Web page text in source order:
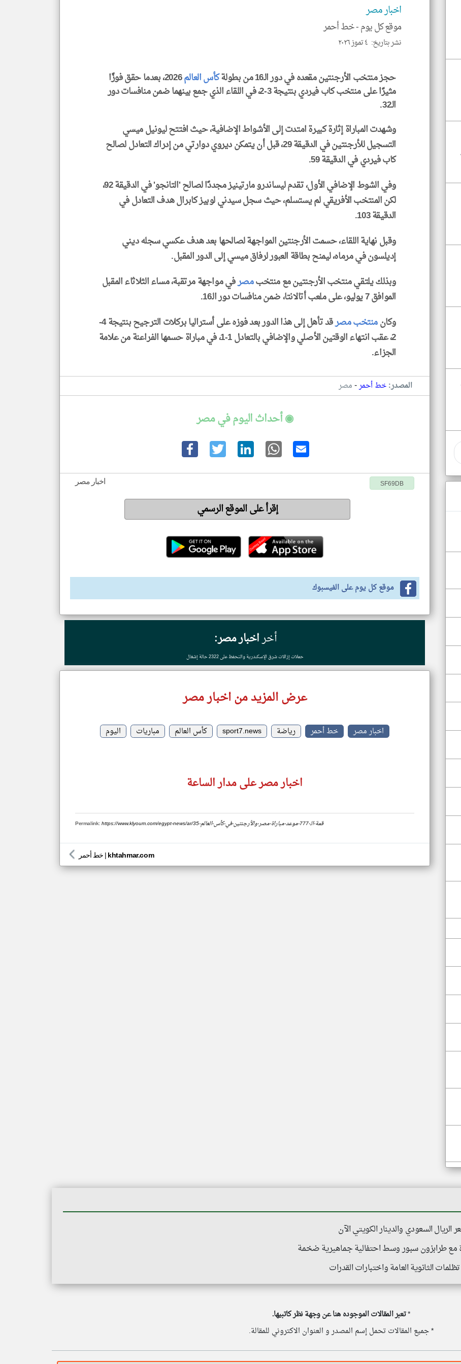
اخبار مصر
موقع كل يوم -خط أحمر
نشر بتاريخ: ٤ تموز ٢٠٢٦
حجز منتخب الأرجنتين مقعده في دور الـ16 من بطولة كأس العالم
2026، بعدما حقق فوزًا
مثيرًا على منتخب كاب فيردي بنتيجة 3-2، في اللقاء الذي جمع بينهما ضمن منافسات دور
الـ32.
وشهدت المباراة إثارة كبيرة امتدت إلى الأشواط الإضافية، حيث افتتح ليونيل ميسي
التسجيل للأرجنتين في الدقيقة 29، قبل أن يتمكن ديروي دوارتي من إدراك التعادل لصالح
كاب فيردي في الدقيقة 59.
وفي الشوط الإضافي الأول، تقدم ليساندرو مارتينيز مجددًا لصالح 'التانجو' في الدقيقة 92،
لكن المنتخب الأفريقي لم يستسلم، حيث سجل سيدني لوبيز كابرال هدف التعادل في
الدقيقة 103.
وقبل نهاية اللقاء، حسمت الأرجنتين المواجهة لصالحها بعد هدف عكسي سجله ديني
إديلسون في مرماه، ليمنح بطاقة العبور لرفاق ميسي إلى الدور المقبل.
وبذلك يلتقي منتخب الأرجنتين مع منتخبمصرفي مواجهة مرتقبة، مساء الثلاثاء المقبل
الموافق 7 يوليو، على ملعب أتالانتا، ضمن منافسات دور الـ16.
وكانمنتخب مصر
قد تأهل إلى هذا الدور بعد فوزه على أستراليا بركلات الترجيح بنتيجة 4-
2، عقب انتهاء الوقتين الأصلي والإضافي بالتعادل 1-1، في مباراة حسمها الفراعنة من علامة
الجزاء.
المصدر:خط أحمر-مصر
◉ أحداث اليوم في مصر
اخبار مصر SF69DB
إقرأ على الموقع الرسمي
موقع كل يوم على الفيسبوك
أخراخبار مصر:
حملات إزالات شرق الإسكندرية والتحفظ على 2322 حالة إشغال
عرض المزيد من اخبار مصر
اخبار مصر خط أحمر رياضة sport7.news كأس العالم مباريات اليوم
اخبار مصر على مدار الساعة
Permalink: https://www.klyoum.com/egypt-news/ar/35-قمة-الـ-777-موعد-مباراة-مصر-والأرجنتين-في-كأس-العالم
خط أحمر | khtahmar.com
الريال السعودي والدينار الكويتي الآن
مع طرابزون سبور وسط احتفالية جماهيرية ضخمة
الثانوية العامة واختبارات القدرات
*تعبر المقالات الموجوده هنا عن وجهة نظر كاتبيها.
* جميع المقالات تحمل إسم المصدر و العنوان الاكتروني للمقالة.